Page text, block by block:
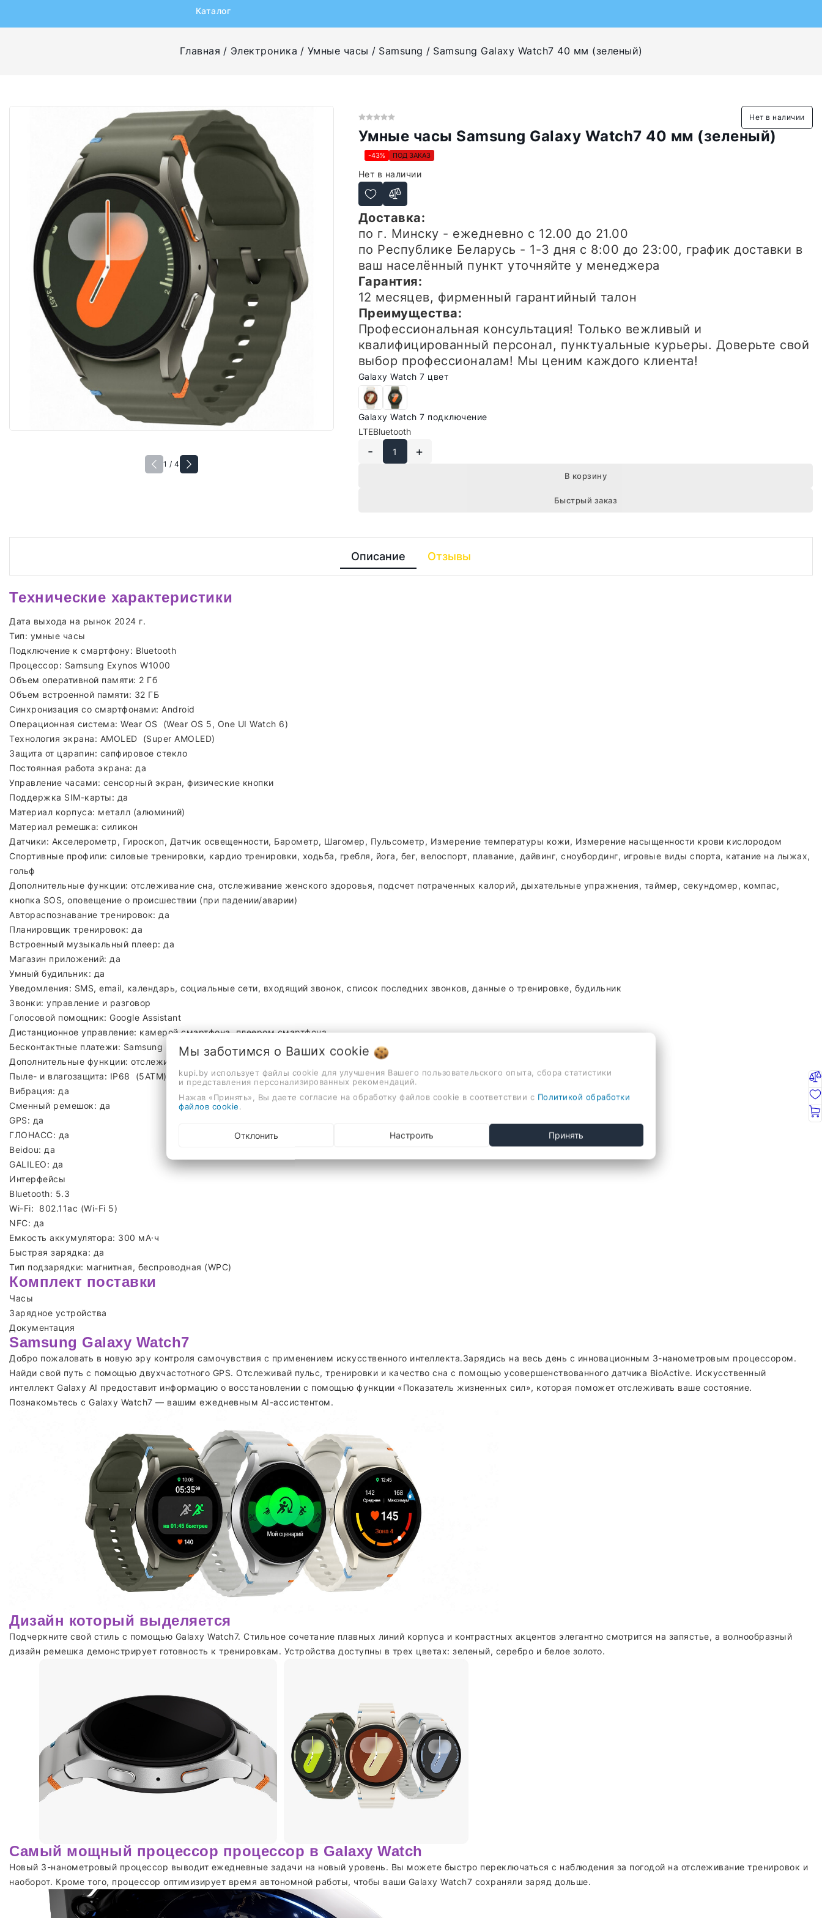
Каталог
Главная Электроника Умные часы Samsung Samsung Galaxy Watch7 40 мм (зеленый)
1 / 4
Нет в наличии
Умные часы Samsung Galaxy Watch7 40 мм (зеленый)
-43% ПОД ЗАКАЗ
Нет в наличии
Доставка:
по г. Минску - ежедневно с 12.00 до 21.00
по Республике Беларусь - 1-3 дня с 8:00 до 23:00, график доставки в
ваш населённый пункт уточняйте у менеджера
Гарантия:
12 месяцев, фирменный гарантийный талон
Преимущества:
Профессиональная консультация! Только вежливый и
квалифицированный персонал, пунктуальные курьеры. Доверьте свой
выбор профессионалам! Мы ценим каждого клиента!
Galaxy Watch 7 цвет
Galaxy Watch 7 подключение
LTEBluetooth
- +
В корзину
Быстрый заказ
Описание Отзывы
Технические характеристики
Дата выхода на рынок 2024 г.
Тип: умные часы
Подключение к смартфону: Bluetooth
Процессор: Samsung Exynos W1000
Объем оперативной памяти: 2 Гб
Объем встроенной памяти: 32 ГБ
Синхронизация со смартфонами: Android
Операционная система: Wear OS (Wear OS 5, One UI Watch 6)
Технология экрана: AMOLED (Super AMOLED)
Защита от царапин: сапфировое стекло
Постоянная работа экрана: да
Управление часами: сенсорный экран, физические кнопки
Поддержка SIM-карты: да
Материал корпуса: металл (алюминий)
Материал ремешка: силикон
Датчики: Акселерометр, Гироскоп, Датчик освещенности, Барометр, Шагомер, Пульсометр, Измерение температуры кожи, Измерение насыщенности крови кислородом
Спортивные профили: силовые тренировки, кардио тренировки, xодьба, гребля, йога, бег, велоспорт, плавание, дайвинг, сноубординг, игровые виды спорта, катание на лыжах,
гольф
Дополнительные функции: отслеживание сна, отслеживание женского здоровья, подсчет потраченных калорий, дыхательные упражнения, таймер, секундомер, компас,
кнопка SOS, оповещение о происшествии (при падении/аварии)
Автораспознавание тренировок: да
Планировщик тренировок: да
Встроенный музыкальный плеер: да
Магазин приложений: да
Умный будильник: да
Уведомления: SMS, email, календарь, социальные сети, входящий звонок, список последних звонков, данные о тренировке, будильник
Звонки: управление и разговор
Голосовой помощник: Google Assistant
Дистанционное управление: камерой смартфона, плеером смартфона
Бесконтактные платежи: Samsung Pay
Дополнительные функции: отслеживание сна, подсчет потраченных калорий, таймер, секундомер, компас
Пыле- и влагозащита: IP68 (5ATM)
Вибрация: да
Сменный ремешок: да
GPS: да
ГЛОНАСС: да
Beidou: да
GALILEO: да
Интерфейсы
Bluetooth: 5.3
Wi-Fi: 802.11ac (Wi-Fi 5)
NFC: да
Емкость аккумулятора: 300 мА·ч
Быстрая зарядка: да
Тип подзарядки: магнитная, беспроводная (WPC)
Комплект поставки
Часы
Зарядное устройства
Документация
Samsung Galaxy Watch7
Добро пожаловать в новую эру контроля самочувствия с применением искусственного интеллекта.Зарядись на весь день с инновационным 3-нанометровым процессором.
Найди свой путь с помощью двухчастотного GPS. Отслеживай пульс, тренировки и качество сна с помощью усовершенствованного датчика BioActive. Искусственный
интеллект Galaxy AI предоставит информацию о восстановлении с помощью функции «Показатель жизненных сил», которая поможет отслеживать ваше состояние.
Познакомьтесь с Galaxy Watch7 — вашим ежедневным AI-ассистентом.
Дизайн который выделяется
Подчеркните свой стиль с помощью Galaxy Watch7. Стильное сочетание плавных линий корпуса и контрастных акцентов элегантно смотрится на запястье, а волнообразный
дизайн ремешка демонстрирует готовность к тренировкам. Устройства доступны в трех цветах: зеленый, серебро и белое золото.
Самый мощный процессор процессор в Galaxy Watch
Новый 3-нанометровый процессор выводит ежедневные задачи на новый уровень. Вы можете быстро переключаться с наблюдения за погодой на отслеживание тренировок и
наоборот. Кроме того, процессор оптимизирует время автономной работы, чтобы ваши Galaxy Watch7 сохраняли заряд дольше.
Мы заботимся о Ваших cookie
kupi.by использует файлы cookie для улучшения Вашего пользовательского опыта, сбора статистики
и представления персонализированных рекомендаций.
Нажав «Принять», Вы даете согласие на обработку файлов cookie в соответствии с Политикой обработки
файлов cookie.
Отклонить Настроить Принять